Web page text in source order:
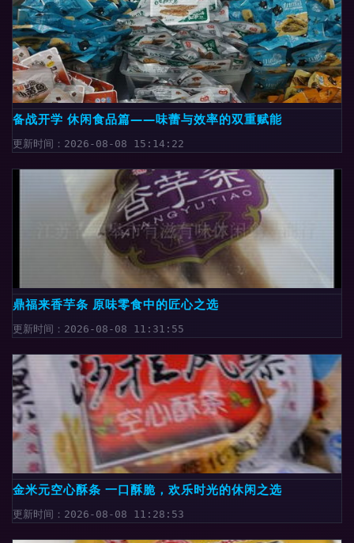
备战开学 休闲食品篇——味蕾与效率的双重赋能
更新时间：2026-08-08 15:14:22
鼎福来香芋条 原味零食中的匠心之选
更新时间：2026-08-08 11:31:55
金米元空心酥条 一口酥脆，欢乐时光的休闲之选
更新时间：2026-08-08 11:28:53